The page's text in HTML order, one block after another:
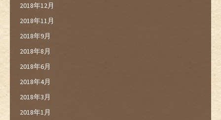
2018年12月
2018年11月
2018年9月
2018年8月
2018年6月
2018年4月
2018年3月
2018年1月